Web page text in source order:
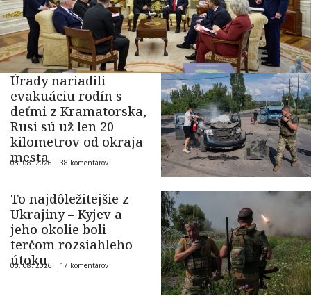
Úrady nariadili
evakuáciu rodín s
deťmi z Kramatorska,
Rusi sú už len 20
kilometrov od okraja
mesta
05. 08. 2026 | 38 komentárov
To najdôležitejšie z
Ukrajiny – Kyjev a
jeho okolie boli
terčom rozsiahleho
útoku
05. 08. 2026 | 17 komentárov